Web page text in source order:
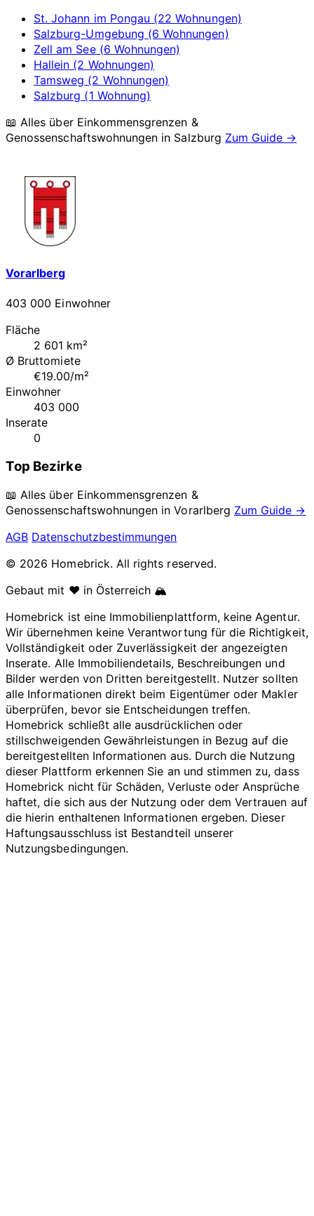
St. Johann im Pongau (22 Wohnungen)
Salzburg-Umgebung (6 Wohnungen)
Zell am See (6 Wohnungen)
Hallein (2 Wohnungen)
Tamsweg (2 Wohnungen)
Salzburg (1 Wohnung)
📖 Alles über Einkommensgrenzen &
Genossenschaftswohnungen in Salzburg Zum Guide →
Vorarlberg
403 000 Einwohner
Fläche
2 601 km²
Ø Bruttomiete
€19.00/m²
Einwohner
403 000
Inserate
0
Top Bezirke
📖 Alles über Einkommensgrenzen &
Genossenschaftswohnungen inVorarlberg Zum Guide →
AGB Datenschutzbestimmungen
© 2026 Homebrick. All rights reserved.
Gebaut mit ❤️ in Österreich 🏔️
Homebrick ist eine Immobilienplattform, keine Agentur.
Wir übernehmen keine Verantwortung für die Richtigkeit,
Vollständigkeit oder Zuverlässigkeit der angezeigten
Inserate. Alle Immobiliendetails, Beschreibungen und
Bilder werden von Dritten bereitgestellt. Nutzer sollten
alle Informationen direkt beim Eigentümer oder Makler
überprüfen, bevor sie Entscheidungen treffen.
Homebrick schließt alle ausdrücklichen oder
stillschweigenden Gewährleistungen in Bezug auf die
bereitgestellten Informationen aus. Durch die Nutzung
dieser Plattform erkennen Sie an und stimmen zu, dass
Homebrick nicht für Schäden, Verluste oder Ansprüche
haftet, die sich aus der Nutzung oder dem Vertrauen auf
die hierin enthaltenen Informationen ergeben. Dieser
Haftungsausschluss ist Bestandteil unserer
Nutzungsbedingungen.